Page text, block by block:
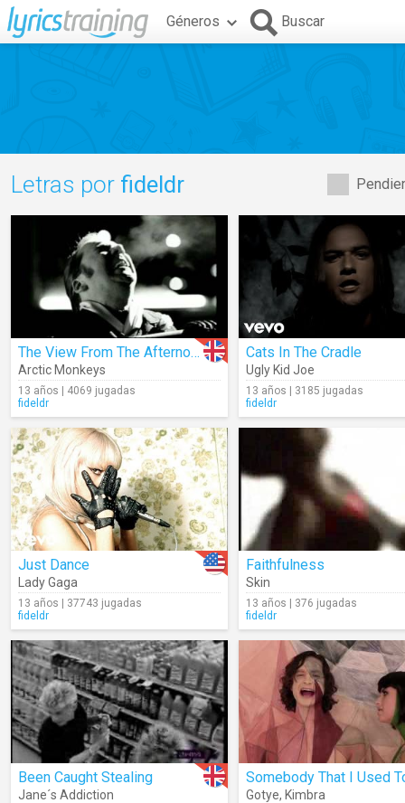
Géneros Buscar
Letras por fideldr
The View From The Afternoon
Arctic Monkeys
13 años | 4069 jugadas
fideldr
Cats In The Cradle
Ugly Kid Joe
13 años | 3185 jugadas
fideldr
Just Dance
Lady Gaga
13 años | 37743 jugadas
fideldr
Faithfulness
Skin
13 años | 376 jugadas
fideldr
Been Caught Stealing
Jane´s Addiction Gotye, Kimbra